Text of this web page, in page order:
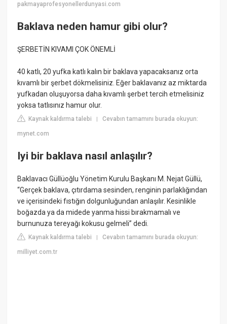
pakmayaprofesyonellerdunyasi.com
Baklava neden hamur gibi olur?
ŞERBETİN KIVAMI ÇOK ÖNEMLİ
40 katlı, 20 yufka katlı kalın bir baklava yapacaksanız orta
kıvamlı bir şerbet dökmelisiniz. Eğer baklavanız az miktarda
yufkadan oluşuyorsa daha kıvamlı şerbet tercih etmelisiniz
yoksa tatlısınız hamur olur.
Kaynak kaldırma talebi |Cevabın tamamını burada okuyun:
mynet.com
Iyi bir baklava nasıl anlaşılır?
Baklavacı Güllüoğlu Yönetim Kurulu Başkanı M. Nejat Güllü,
“Gerçek baklava, çıtırdama sesinden, renginin parlaklığından
ve içerisindeki fıstığın dolgunluğundan anlaşılır. Kesinlikle
boğazda ya da midede yanma hissi bırakmamalı ve
burnunuza tereyağı kokusu gelmeli” dedi.
Kaynak kaldırma talebi |Cevabın tamamını burada okuyun:
milliyet.com.tr